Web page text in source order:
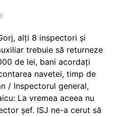
alți 8 inspectori și
trebuie să returneze
de lei, bani acordați
navetei, timp de
/ Inspectorul general,
La vremea aceea nu
șef. ISJ ne-a cerut să